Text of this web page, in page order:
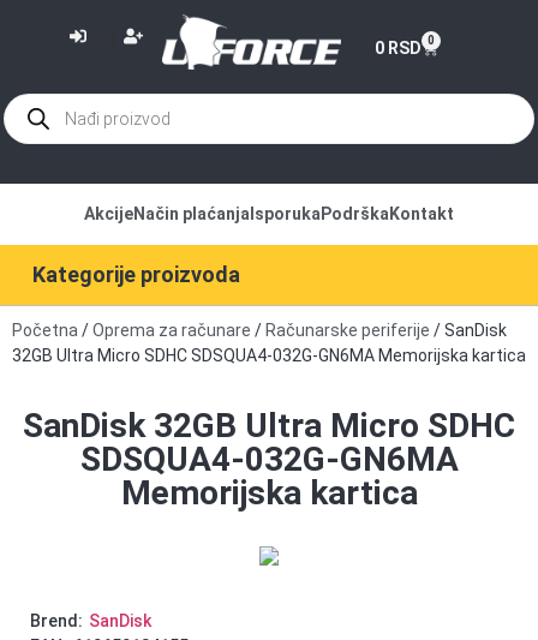
0 RSD 0
Kategorije proizvoda
AkcijeNačin plaćanja Isporuka Podrška Kontakt
Početna /Oprema za računare / Računarske periferije / SanDisk
32GB Ultra Micro SDHC SDSQUA4-032G-GN6MA Memorijska kartica
SanDisk 32GB Ultra Micro SDHC
SDSQUA4-032G-GN6MA
Memorijska kartica
Brend: SanDisk